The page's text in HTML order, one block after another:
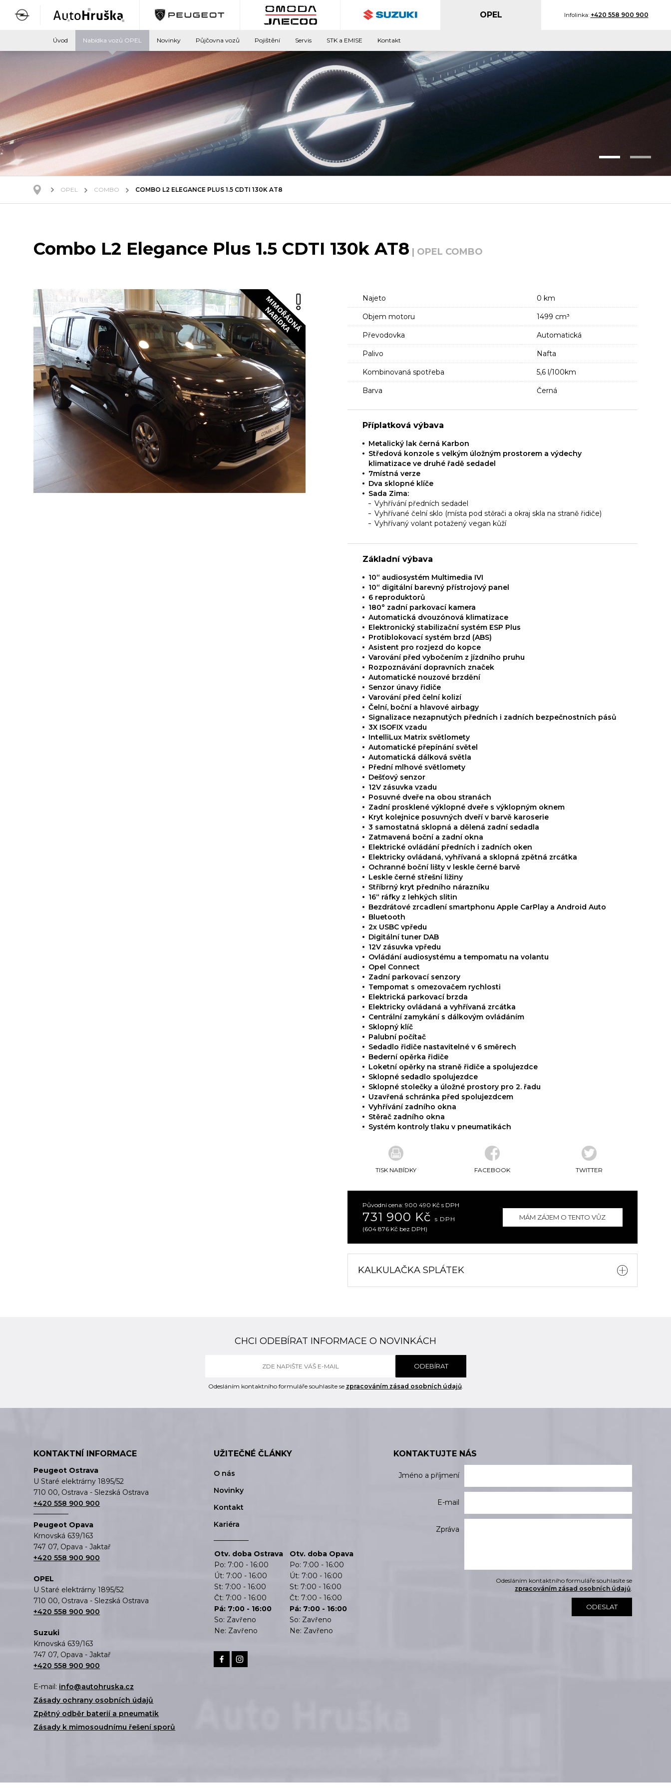
Infolinka: +420 558 900 900
Úvod Nabídka vozů OPEL Novinky Půjčovna vozů Pojištění Servis STK a EMISE Kontakt
OPEL COMBO COMBO L2 ELEGANCE PLUS 1.5 CDTI 130K AT8
Combo L2 Elegance Plus 1.5 CDTI 130k AT8 | OPEL COMBO
Najeto 0 km
Objem motoru 1499 cm³
Převodovka Automatická
Palivo Nafta
Kombinovaná spotřeba 5,6 l/100km
Barva Černá
Příplatková výbava
Metalický lak černá Karbon
Středová konzole s velkým úložným prostorem a výdechy
klimatizace ve druhé řadě sedadel
7místná verze
Dva sklopné klíče
Sada Zima:
Vyhřívání předních sedadel
Vyhřívané čelní sklo (místa pod stěrači a okraj skla na straně řidiče)
Vyhřívaný volant potažený vegan kůží
Základní výbava
10“ audiosystém Multimedia IVI
10“ digitální barevný přístrojový panel
6 reproduktorů
180° zadní parkovací kamera
Automatická dvouzónová klimatizace
Elektronický stabilizační systém ESP Plus
Protiblokovací systém brzd (ABS)
Asistent pro rozjezd do kopce
Varování před vybočením z jízdního pruhu
Rozpoznávání dopravních značek
Automatické nouzové brzdění
Senzor únavy řidiče
Varování před čelní kolizí
Čelní, boční a hlavové airbagy
Signalizace nezapnutých předních i zadních bezpečnostních pásů
3X ISOFIX vzadu
IntelliLux Matrix světlomety
Automatické přepínání světel
Automatická dálková světla
Přední mlhové světlomety
Dešťový senzor
12V zásuvka vzadu
Posuvné dveře na obou stranách
Zadní prosklené výklopné dveře s výklopným oknem
Kryt kolejnice posuvných dveří v barvě karoserie
3 samostatná sklopná a dělená zadní sedadla
Zatmavená boční a zadní okna
Elektrické ovládání předních i zadních oken
Elektricky ovládaná, vyhřívaná a sklopná zpětná zrcátka
Ochranné boční lišty v leskle černé barvě
Leskle černé střešní ližiny
Stříbrný kryt předního nárazníku
16“ ráfky z lehkých slitin
Bezdrátové zrcadlení smartphonu Apple CarPlay a Android Auto
Bluetooth
2x USBC vpředu
Digitální tuner DAB
12V zásuvka vpředu
Ovládání audiosystému a tempomatu na volantu
Opel Connect
Zadní parkovací senzory
Tempomat s omezovačem rychlosti
Elektrická parkovací brzda
Elektricky ovládaná a vyhřívaná zrcátka
Centrální zamykání s dálkovým ovládáním
Sklopný klíč
Palubní počítač
Sedadlo řidiče nastavitelné v 6 směrech
Bederní opěrka řidiče
Loketní opěrky na straně řidiče a spolujezdce
Sklopné sedadlo spolujezdce
Sklopné stolečky a úložné prostory pro 2. řadu
Uzavřená schránka před spolujezdcem
Vyhřívání zadního okna
Stěrač zadního okna
Systém kontroly tlaku v pneumatikách
TISK NABÍDKY FACEBOOK TWITTER
Původní cena: 900 490 Kč s DPH
731 900 Kčs DPH
(604 876 Kč bez DPH)
MÁM ZÁJEM O TENTO VŮZ
KALKULAČKA SPLÁTEK
CHCI ODEBÍRAT INFORMACE O NOVINKÁCH
ODEBÍRAT
Odesláním kontaktního formuláře souhlasíte se zpracováním zásad osobních údajů.
KONTAKTNÍ INFORMACE
Peugeot Ostrava
U Staré elektrárny 1895/52
710 00, Ostrava - Slezská Ostrava
+420 558 900 900
Peugeot Opava
Krnovská 639/163
747 07, Opava - Jaktař
+420 558 900 900
OPEL
U Staré elektrárny 1895/52
710 00, Ostrava - Slezská Ostrava
+420 558 900 900
Suzuki
Krnovská 639/163
747 07, Opava - Jaktař
+420 558 900 900
E-mail: info@autohruska.cz
Zásady ochrany osobních údajů
Zpětný odběr baterií a pneumatik
Zásady k mimosoudnímu řešení sporů
UŽITEČNÉ ČLÁNKY
O nás
Novinky
Kontakt
Kariéra
Otv. doba Ostrava
Po: 7:00 - 16:00
Út: 7:00 - 16:00
St: 7:00 - 16:00
Čt: 7:00 - 16:00
Pá: 7:00 - 16:00
So: Zavřeno
Ne: Zavřeno
Otv. doba Opava
Po: 7:00 - 16:00
Út: 7:00 - 16:00
St: 7:00 - 16:00
Čt: 7:00 - 16:00
Pá: 7:00 - 16:00
So: Zavřeno
Ne: Zavřeno
KONTAKTUJTE NÁS
Jméno a příjmení
E-mail
Zpráva
Odesláním kontaktního formuláře souhlasíte se
zpracováním zásad osobních údajů.
ODESLAT